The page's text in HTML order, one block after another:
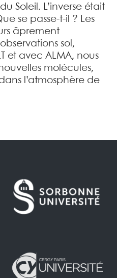
Soleil. L’inverse était
se passe-t-il ? Les
âprement
sol,
et avec ALMA, nous
molécules,
l’atmosphère de